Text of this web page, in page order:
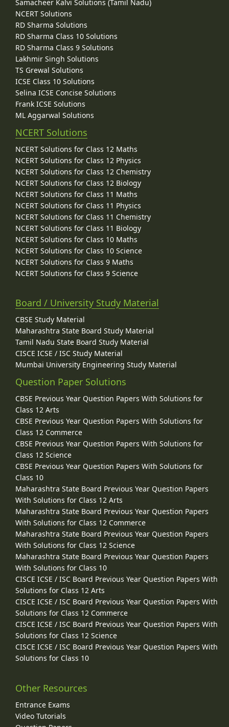
Samacheer Kalvi Solutions (Tamil Nadu)
NCERT Solutions
RD Sharma Solutions
RD Sharma Class 10 Solutions
RD Sharma Class 9 Solutions
Lakhmir Singh Solutions
TS Grewal Solutions
ICSE Class 10 Solutions
Selina ICSE Concise Solutions
Frank ICSE Solutions
ML Aggarwal Solutions
NCERT Solutions
NCERT Solutions for Class 12 Maths
NCERT Solutions for Class 12 Physics
NCERT Solutions for Class 12 Chemistry
NCERT Solutions for Class 12 Biology
NCERT Solutions for Class 11 Maths
NCERT Solutions for Class 11 Physics
NCERT Solutions for Class 11 Chemistry
NCERT Solutions for Class 11 Biology
NCERT Solutions for Class 10 Maths
NCERT Solutions for Class 10 Science
NCERT Solutions for Class 9 Maths
NCERT Solutions for Class 9 Science
Board / University Study Material
CBSE Study Material
Maharashtra State Board Study Material
Tamil Nadu State Board Study Material
CISCE ICSE / ISC Study Material
Mumbai University Engineering Study Material
Question Paper Solutions
CBSE Previous Year Question Papers With Solutions for
Class 12 Arts
CBSE Previous Year Question Papers With Solutions for
Class 12 Commerce
CBSE Previous Year Question Papers With Solutions for
Class 12 Science
CBSE Previous Year Question Papers With Solutions for
Class 10
Maharashtra State Board Previous Year Question Papers
With Solutions for Class 12 Arts
Maharashtra State Board Previous Year Question Papers
With Solutions for Class 12 Commerce
Maharashtra State Board Previous Year Question Papers
With Solutions for Class 12 Science
Maharashtra State Board Previous Year Question Papers
With Solutions for Class 10
CISCE ICSE / ISC Board Previous Year Question Papers With
Solutions for Class 12 Arts
CISCE ICSE / ISC Board Previous Year Question Papers With
Solutions for Class 12 Commerce
CISCE ICSE / ISC Board Previous Year Question Papers With
Solutions for Class 12 Science
CISCE ICSE / ISC Board Previous Year Question Papers With
Solutions for Class 10
Other Resources
Entrance Exams
Video Tutorials